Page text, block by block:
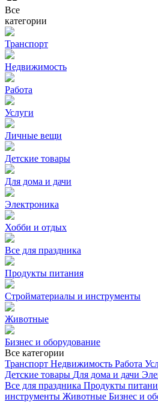
Все
категории
Транспорт
Недвижимость
Работа
Услуги
Личные вещи
Детские товары
Для дома и дачи
Электроника
Хобби и отдых
Все для праздника
Продукты питания
Стройматериалы и инструменты
Животные
Бизнес и оборудование
Все категории
Транспорт Недвижимость Работа
Детские товары Для дома и дачи
Все для праздника Продукты
инструменты Животные Бизнес и